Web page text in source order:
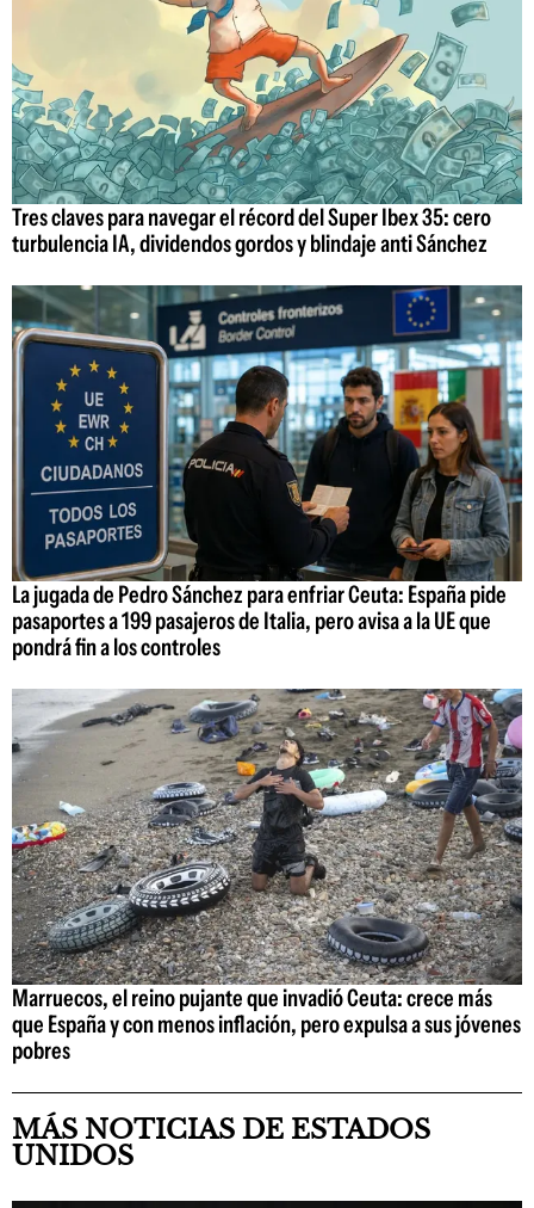
Tres claves para navegar el récord del Super Ibex 35: cero
turbulencia IA, dividendos gordos y blindaje anti Sánchez
La jugada de Pedro Sánchez para enfriar Ceuta: España pide
pasaportes a 199 pasajeros de Italia, pero avisa a la UE que
pondrá fin a los controles
Marruecos, el reino pujante que invadió Ceuta: crece más
que España y con menos inflación, pero expulsa a sus jóvenes
pobres
MÁS NOTICIAS DE ESTADOS
UNIDOS